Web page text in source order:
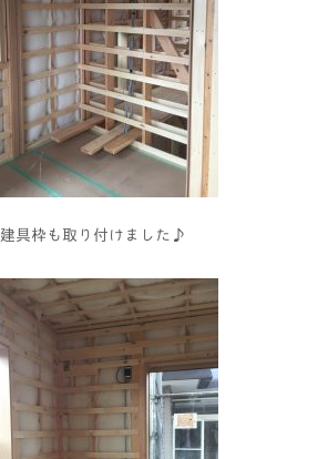
建具枠も取り付けました♪